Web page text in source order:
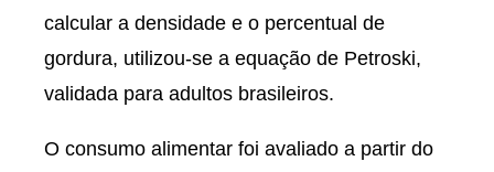
calcular a densidade e o percentual de
gordura, utilizou-se a equação de Petroski,
validada para adultos brasileiros.
O consumo alimentar foi avaliado a partir do